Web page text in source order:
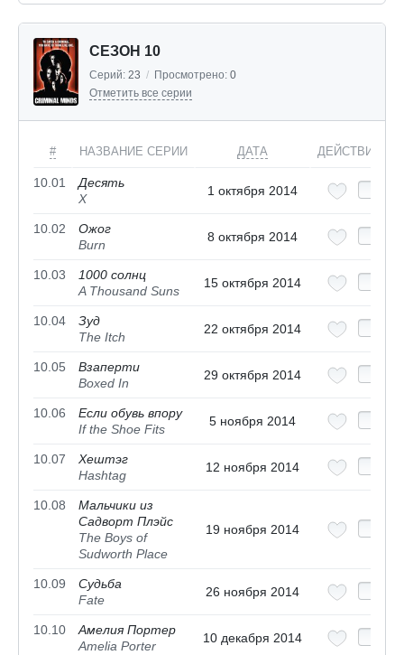
СЕЗОН 10
Серий: 23 / Просмотрено: 0
Отметить все серии
# НАЗВАНИЕ СЕРИИ ДАТА ДЕЙСТВИЯ
10.01
Десять
X
1 октября 2014
10.02
Ожог
Burn
8 октября 2014
10.03
1000 солнц
A Thousand Suns
15 октября 2014
10.04
Зуд
The Itch
22 октября 2014
10.05
Взаперти
Boxed In
29 октября 2014
10.06
Если обувь впору
If the Shoe Fits
5 ноября 2014
10.07
Хештэг
Hashtag
12 ноября 2014
10.08
Мальчики из
Садворт Плэйс
The Boys of
Sudworth Place
19 ноября 2014
10.09
Судьба
Fate
26 ноября 2014
10.10
Амелия Портер
Amelia Porter
10 декабря 2014